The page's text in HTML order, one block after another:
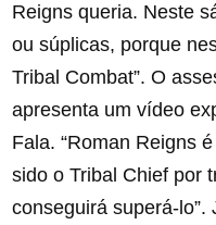
Reigns queria. Neste
ou súplicas, porque
Tribal Combat”. O
apresenta um vídeo
Fala. “Roman Reigns
sido o Tribal Chief por
conseguirá superá-